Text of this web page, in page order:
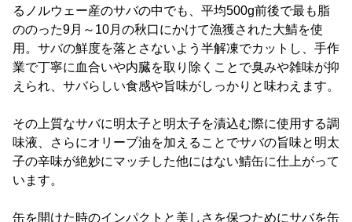
るノルウェー産のサバの中でも、平均500g前後で最も脂
ののった9月～10月の秋口にかけて漁獲された大鯖を使
用。サバの鮮度を落とさないよう半解凍でカットし、手作
業で丁寧に血合いや内臓を取り除くことで臭みや雑味が抑
えられ、サバらしい食感や旨味がしっかりと味わえます。
その上質なサバに明太子と明太子を漬込む際に使用する調
味液、さらにオリーブ油を加えることでサバの旨味と明太
子の辛味が絶妙にマッチした他にはない鯖缶に仕上がって
います。
缶を開けた時のインパクトと美しさを保つためにサバを缶